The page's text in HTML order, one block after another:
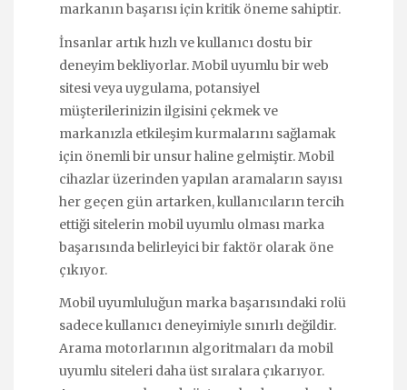
markanın başarısı için kritik öneme sahiptir.
İnsanlar artık hızlı ve kullanıcı dostu bir
deneyim bekliyorlar. Mobil uyumlu bir web
sitesi veya uygulama, potansiyel
müşterilerinizin ilgisini çekmek ve
markanızla etkileşim kurmalarını sağlamak
için önemli bir unsur haline gelmiştir. Mobil
cihazlar üzerinden yapılan aramaların sayısı
her geçen gün artarken, kullanıcıların tercih
ettiği sitelerin mobil uyumlu olması marka
başarısında belirleyici bir faktör olarak öne
çıkıyor.
Mobil uyumluluğun marka başarısındaki rolü
sadece kullanıcı deneyimiyle sınırlı değildir.
Arama motorlarının algoritmaları da mobil
uyumlu siteleri daha üst sıralara çıkarıyor.